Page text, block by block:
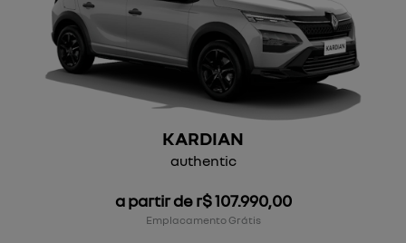
KARDIAN
authentic
a partir de r$ 107.990,00
Emplacamento Grátis